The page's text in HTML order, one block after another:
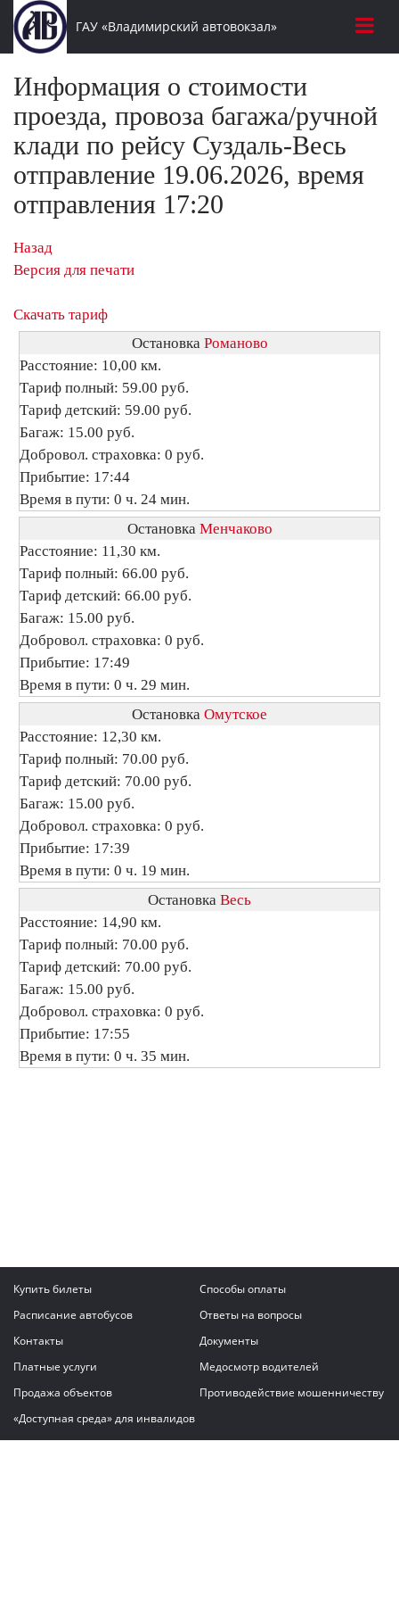
ГАУ «Владимирский автовокзал»
Информация о стоимости
проезда, провоза багажа/ручной
клади по рейсу Суздаль-Весь
отправление 19.06.2026, время
отправления 17:20
Назад
Версия для печати
Скачать тариф
Остановка Романово
Расстояние: 10,00 км.
Тариф полный: 59.00 руб.
Тариф детский: 59.00 руб.
Багаж: 15.00 руб.
Добровол. страховка: 0 руб.
Прибытие: 17:44
Время в пути: 0 ч. 24 мин.
Остановка Менчаково
Расстояние: 11,30 км.
Тариф полный: 66.00 руб.
Тариф детский: 66.00 руб.
Багаж: 15.00 руб.
Добровол. страховка: 0 руб.
Прибытие: 17:49
Время в пути: 0 ч. 29 мин.
Остановка Омутское
Расстояние: 12,30 км.
Тариф полный: 70.00 руб.
Тариф детский: 70.00 руб.
Багаж: 15.00 руб.
Добровол. страховка: 0 руб.
Прибытие: 17:39
Время в пути: 0 ч. 19 мин.
Остановка Весь
Расстояние: 14,90 км.
Тариф полный: 70.00 руб.
Тариф детский: 70.00 руб.
Багаж: 15.00 руб.
Добровол. страховка: 0 руб.
Прибытие: 17:55
Время в пути: 0 ч. 35 мин.
Купить билеты
Способы оплаты
Расписание автобусов
Ответы на вопросы
Контакты
Документы
Платные услуги
Медосмотр водителей
Продажа объектов
Противодействие мошенничеству
«Доступная среда» для инвалидов